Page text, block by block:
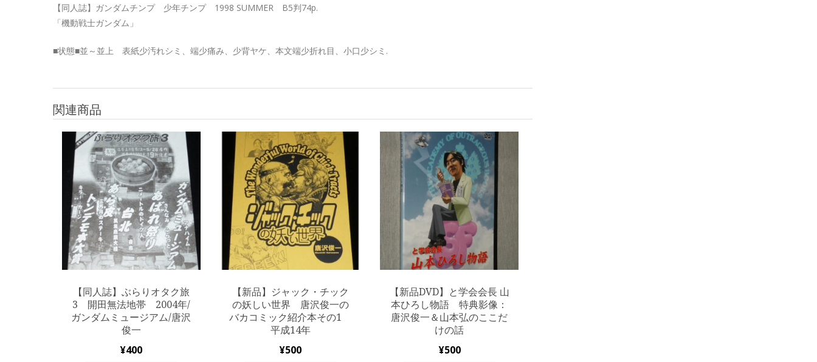
【同人誌】ガンダムチンプ 少年チンプ 1998 SUMMER B5判74p.
「機動戦士ガンダム」
■状態■並～並上 表紙少汚れシミ、端少痛み、少背ヤケ、本文端少折れ目、小口少シミ.
関連商品
【同人誌】ぶらりオタク旅
3 開田無法地帯 2004年/
ガンダムミュージアム/唐沢
俊一
¥400
【新品】ジャック・チック
の妖しい世界 唐沢俊一の
バカコミック紹介本その1
平成14年
¥500
【新品DVD】と学会会長 山
本ひろし物語 特典影像：
唐沢俊一＆山本弘のここだ
けの話
¥500